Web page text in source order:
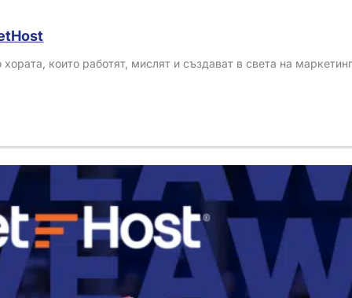
които работят, мислят и създават в света на